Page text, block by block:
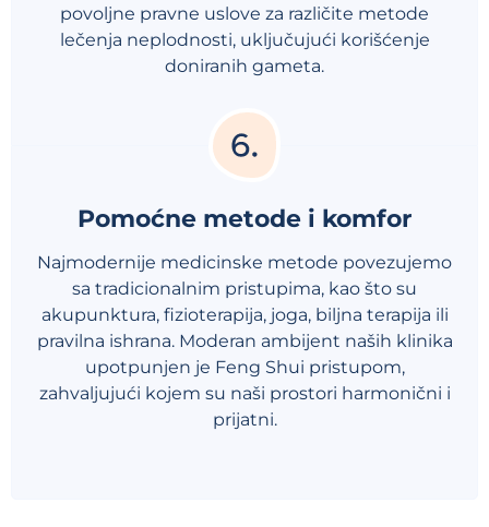
povoljne pravne uslove za različite metode
lečenja neplodnosti, uključujući korišćenje
doniranih gameta.
Pomoćne metode i komfor
Najmodernije medicinske metode povezujemo
sa tradicionalnim pristupima, kao što su
akupunktura, fizioterapija, joga, biljna terapija ili
pravilna ishrana. Moderan ambijent naših klinika
upotpunjen je Feng Shui pristupom,
zahvaljujući kojem su naši prostori harmonični i
prijatni.